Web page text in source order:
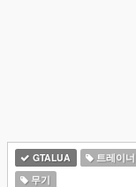
GTALUA 트레이너
무기